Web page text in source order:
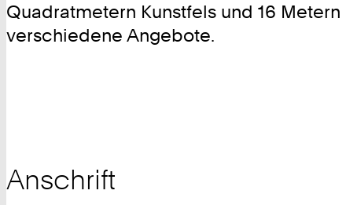
Quadratmetern Kunstfels und 16
verschiedene Angebote.
Anschrift